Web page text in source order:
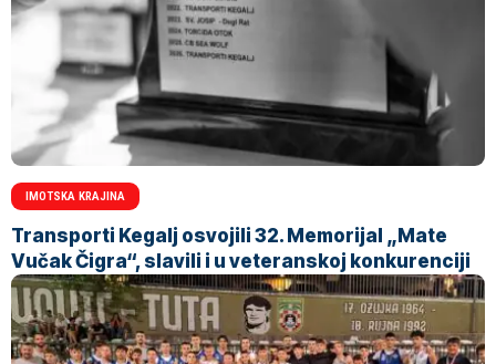
IMOTSKA KRAJINA
Transporti Kegalj osvojili 32. Memorijal „Mate
Vučak Čigra“, slavili i u veteranskoj konkurenciji